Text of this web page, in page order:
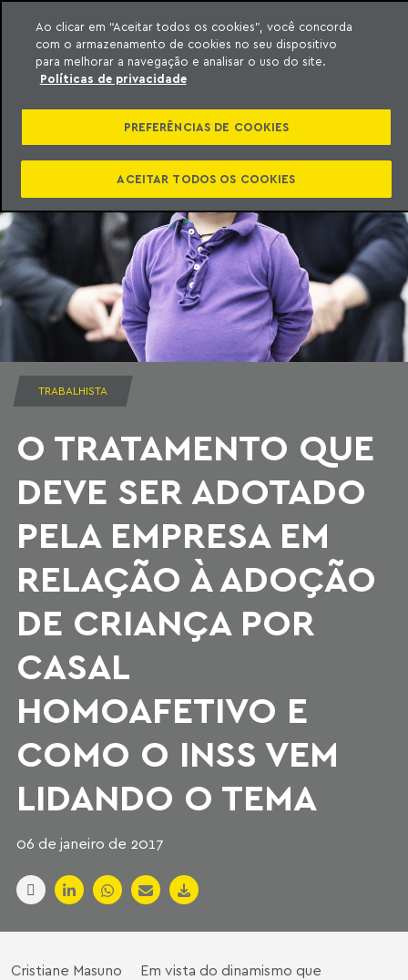
o conteúdo
Machado Meyer
TRABALHISTA
O TRATAMENTO QUE
DEVE SER ADOTADO
PELA EMPRESA EM
RELAÇÃO À ADOÇÃO
DE CRIANÇA POR
CASAL
HOMOAFETIVO E
COMO O INSS VEM
LIDANDO O TEMA
06 de janeiro de 2017
Cristiane Masuno Em vista do dinamismo que
Ao clicar em “Aceitar todos os cookies”, você concorda
com o armazenamento de cookies no seu dispositivo
para melhorar a navegação e analisar o uso do site.
Políticas de privacidade
PREFERÊNCIAS DE COOKIES
ACEITAR TODOS OS COOKIES